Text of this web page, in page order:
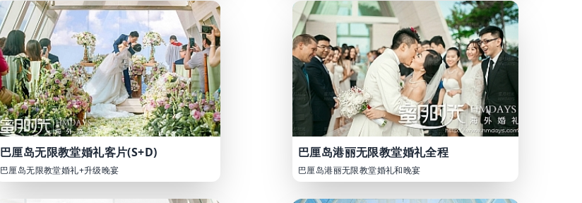
巴厘岛无限教堂婚礼客片(S+D)
巴厘岛无限教堂婚礼+升级晚宴
巴厘岛港丽无限教堂婚礼全程
巴厘岛港丽无限教堂婚礼和晚宴